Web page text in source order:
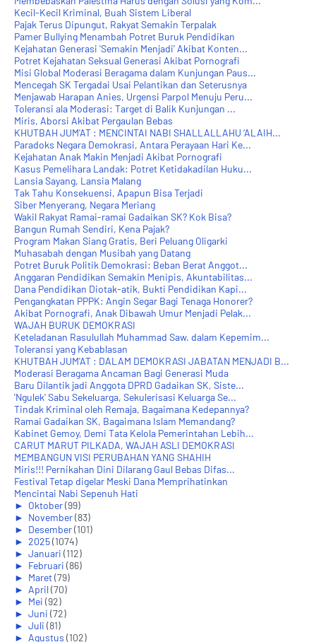
Kecil-Kecil Kriminal, Buah Sistem Liberal
Pajak Terus Dipungut, Rakyat Semakin Terpalak
Pamer Bullying Menambah Potret Buruk Pendidikan
Kejahatan Generasi 'Semakin Menjadi' Akibat Konten...
Potret Kejahatan Seksual Generasi Akibat Pornografi
Misi Global Moderasi Beragama dalam Kunjungan Paus...
Mencegah SK Tergadai Usai Pelantikan dan Seterusnya
Menjawab Harapan Anies, Urgensi Parpol Menuju Peru...
Toleransi ala Moderasi: Target di Balik Kunjungan ...
Miris, Aborsi Akibat Pergaulan Bebas
KHUTBAH JUM'AT : MENCINTAI NABI SHALLALLAHU ‘ALAIH...
Paradoks Negara Demokrasi, Antara Perayaan Hari Ke...
Kejahatan Anak Makin Menjadi Akibat Pornografi
Kasus Pemelihara Landak: Potret Ketidakadilan Huku...
Lansia Sayang, Lansia Malang
Tak Tahu Konsekuensi, Apapun Bisa Terjadi
Siber Menyerang, Negara Meriang
Wakil Rakyat Ramai-ramai Gadaikan SK? Kok Bisa?
Bangun Rumah Sendiri, Kena Pajak?
Program Makan Siang Gratis, Beri Peluang Oligarki
Muhasabah dengan Musibah yang Datang
Potret Buruk Politik Demokrasi: Beban Berat Anggot...
Anggaran Pendidikan Semakin Menipis, Akuntabilitas...
Dana Pendidikan Diotak-atik, Bukti Pendidikan Kapi...
Pengangkatan PPPK: Angin Segar Bagi Tenaga Honorer?
Akibat Pornografi, Anak Dibawah Umur Menjadi Pelak...
WAJAH BURUK DEMOKRASI
Keteladanan Rasulullah Muhammad Saw. dalam Kepemim...
Toleransi yang Kebablasan
KHUTBAH JUM'AT : DALAM DEMOKRASI JABATAN MENJADI B...
Moderasi Beragama Ancaman Bagi Generasi Muda
Baru Dilantik jadi Anggota DPRD Gadaikan SK, Siste...
'Ngulek' Sabu Sekeluarga, Sekulerisasi Keluarga Se...
Tindak Kriminal oleh Remaja, Bagaimana Kedepannya?
Ramai Gadaikan SK, Bagaimana Islam Memandang?
Kabinet Gemoy, Demi Tata Kelola Pemerintahan Lebih...
CARUT MARUT PILKADA, WAJAH ASLI DEMOKRASI
MEMBANGUN VISI PERUBAHAN YANG SHAHIH
Miris!!! Pernikahan Dini Dilarang Gaul Bebas Difas...
Festival Tetap digelar Meski Dana Memprihatinkan
Mencintai Nabi Sepenuh Hati
► Oktober(99)
► November(83)
► Desember(101)
► 2025(1074)
► Januari (112)
► Februari (86)
► Maret(79)
► April(70)
► Mei (92)
► Juni (72)
► Juli (81)
► Agustus (102)